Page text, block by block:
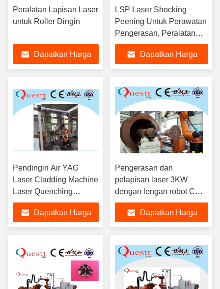
Peralatan Lapisan Laser
untuk Roller Dingin
Dapatkan Harga
LSP Laser Shocking
Peening Untuk Perawatan
Pengerasan, Peralatan
Laser Cladding
Dapatkan Harga
Pendingin Air YAG
Laser Cladding Machine
Laser Quenching
Dengan Rotate Table
Dapatkan Harga
Pengerasan dan
pelapisan laser 3KW
dengan lengan robot CNC
untuk Bahan Logam
Dapatkan Harga